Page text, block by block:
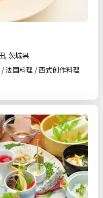
, 茨城县
法国料理 / 西式创作料理